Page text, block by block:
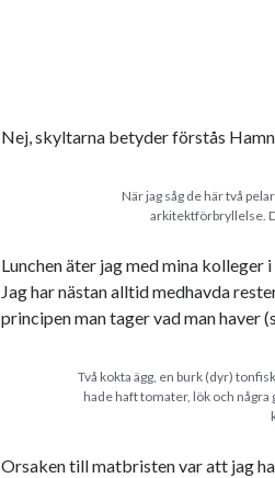
Nej, skyltarna betyder förstås
När jag såg de här två
arkitektförbryllelse.
Lunchen äter jag med mina kolleger
Jag har nästan alltid medhavda
principen man tager vad man haver
Två kokta ägg, en burk (dyr)
hade haft tomater, lök och
Orsaken till matbristen var att jag